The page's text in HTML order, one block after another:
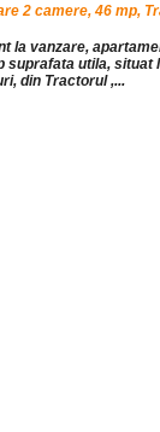
2 camere, 46 mp,
la vanzare,
suprafata utila, situat
din Tractorul ,...